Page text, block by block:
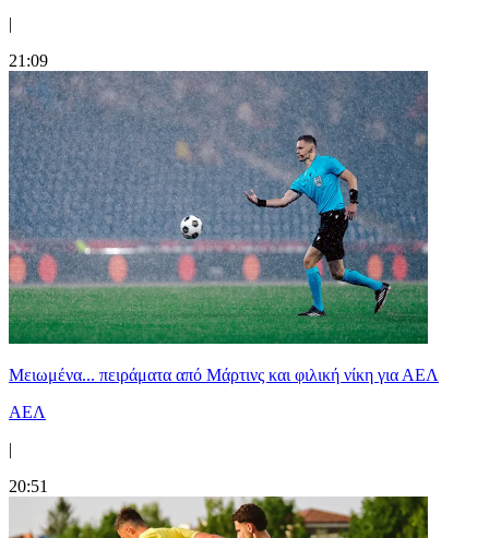
|
21:09
Μειωμένα... πειράματα από Μάρτινς και φιλική νίκη για ΑΕΛ
ΑΕΛ
|
20:51